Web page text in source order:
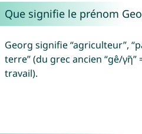
Que signifie le prénom
Georg signifie “agriculteur”,
terre” (du grec ancien “gê/γῆ”
travail).